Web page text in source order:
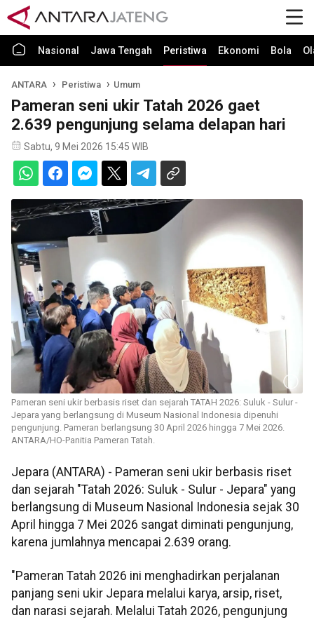
Nasional Jawa Tengah Peristiwa Ekonomi Bola
ANTARA Peristiwa Umum
Pameran seni ukir Tatah 2026 gaet
2.639 pengunjung selama delapan hari
Sabtu, 9 Mei 2026 15:45 WIB
Pameran seni ukir berbasis riset dan sejarah TATAH 2026: Suluk - Sulur -
Jepara yang berlangsung di Museum Nasional Indonesia dipenuhi
pengunjung. Pameran berlangsung 30 April 2026 hingga 7 Mei 2026.
ANTARA/HO-Panitia Pameran Tatah.
Jepara (ANTARA) - Pameran seni ukir berbasis riset
dan sejarah "Tatah 2026: Suluk - Sulur - Jepara" yang
berlangsung di Museum Nasional Indonesia sejak 30
April hingga 7 Mei 2026 sangat diminati pengunjung,
karena jumlahnya mencapai 2.639 orang.
"Pameran Tatah 2026 ini menghadirkan perjalanan
panjang seni ukir Jepara melalui karya, arsip, riset,
dan narasi sejarah. Melalui Tatah 2026, pengunjung